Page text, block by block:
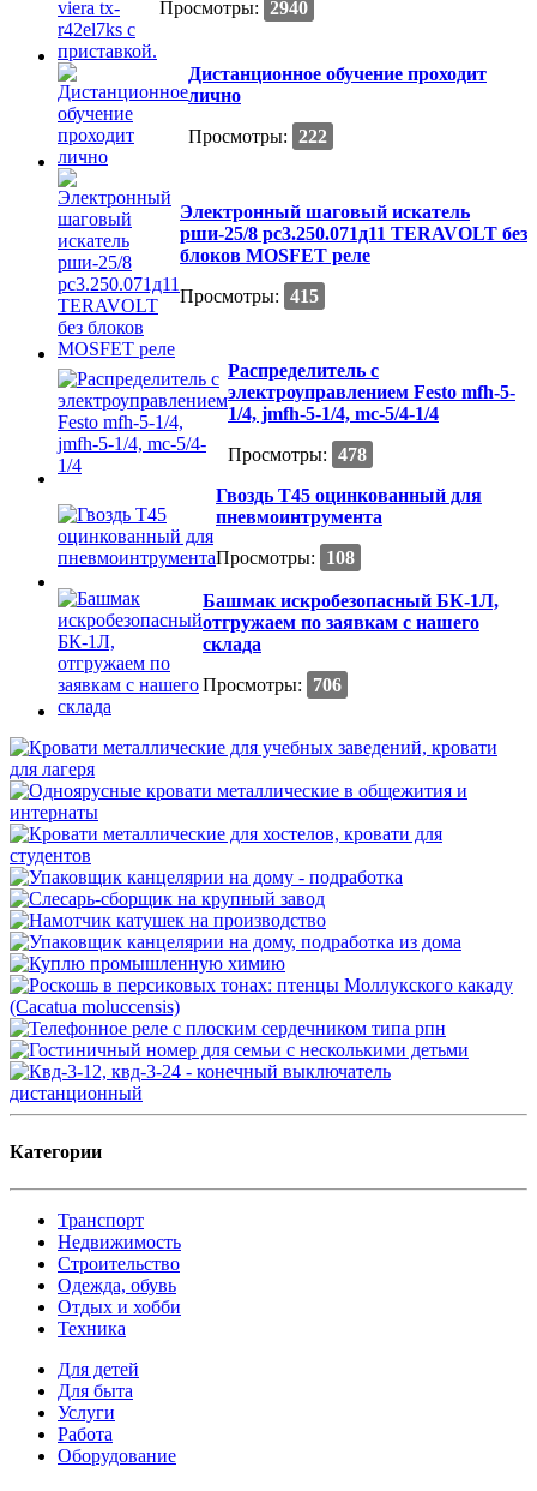
Просмотры: 2940
Дистанционное обучение проходит
лично
Просмотры: 222
Электронный шаговый искатель
рши-25/8 рс3.250.071д11 TERAVOLT без
блоков MOSFET реле
Просмотры: 415
Распределитель с
электроуправлением Festo mfh-5-
1/4, jmfh-5-1/4, mc-5/4-1/4
Просмотры: 478
Гвоздь T45 оцинкованный для
пневмоинтрумента
Просмотры:
108
Башмак искробезопасный БК-1Л,
отгружаем по заявкам с нашего
склада
Просмотры:
706
Категории
Транспорт
Недвижимость
Строительство
Одежда, обувь
Отдых и хобби
Техника
Для детей
Для быта
Услуги
Работа
Оборудование